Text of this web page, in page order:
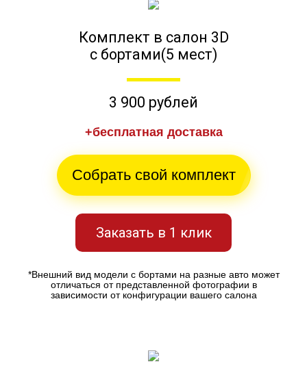
Комплект в салон 3D
с бортами(5 мест)
3 900 рублей
+бесплатная доставка
Собрать свой комплект
Заказать в 1 клик
*Внешний вид модели с бортами на разные авто может
отличаться от представленной фотографии в
зависимости от конфигурации вашего салона